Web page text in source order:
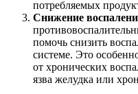
потребляемых
Снижение
помочь снизить
системе. Это
от хронических
язва желудка или